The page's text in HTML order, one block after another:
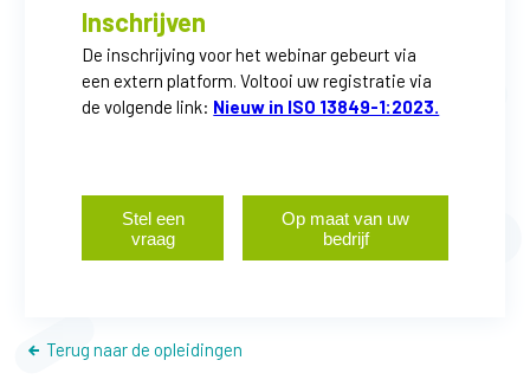
Inschrijven
De inschrijving voor het webinar gebeurt via
een extern platform. Voltooi uw registratie via
de volgende link: Nieuw in ISO 13849-1:2023.
Stel een
vraag
Op maat van uw
bedrijf
Terug naar de opleidingen